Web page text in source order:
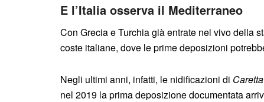
E l’Italia osserva il Mediterraneo
Con Grecia e Turchia già entrate nel vivo della
coste italiane, dove le prime deposizioni
Negli ultimi anni, infatti, le nidificazioni di
nel 2019 la prima deposizione documentata